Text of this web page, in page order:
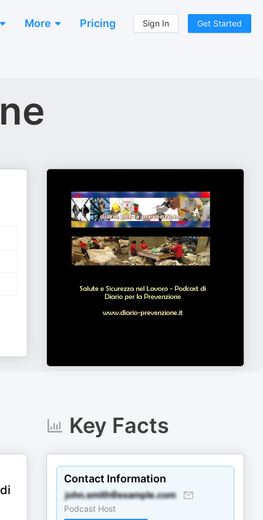
More Pricing Sign In Get Started
Key Facts
Contact Information
Podcast Host